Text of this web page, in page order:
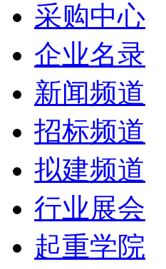
采购中心
企业名录
新闻频道
招标频道
拟建频道
行业展会
起重学院